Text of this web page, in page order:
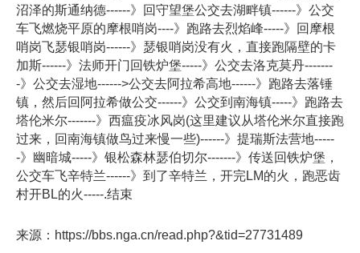
沼泽的斯通纳德------》回守望堡公交去湖畔镇------》公交
车飞燃烧平原的摩根哨岗----》跑路去烈焰峰-----》回摩根
哨岗飞瑟银哨岗------》瑟银哨岗没有火，直接跑隔壁的卡
加斯------》法师开门回铁炉堡-----》公交去洛克莫丹-------
-》公交去湿地------>公交去阿拉希高地------》跑路去落锤
镇，然后回阿拉希做公交------》公交到南海镇-----》跑路去
塔伦米尔-------》西瘟疫冰风岗(这里建议从塔伦米尔直接跑
过来，回南海镇做鸟过来慢一些)------》提瑞斯法营地-----
-》幽暗城-----》银松森林瑟伯切尔-------》传送回铁炉堡，
公交车飞辛特兰------》到了辛特兰，开完LM的火，跑恶齿
村开BL的火-----.结束
来源：https://bbs.nga.cn/read.php?&tid=27731489